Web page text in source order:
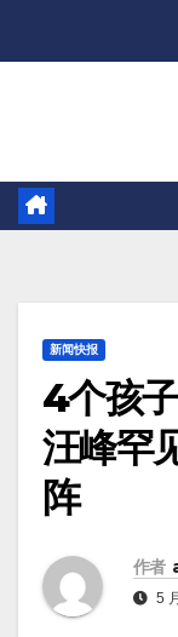
新闻快报
4个孩
汪峰罕
阵
作者
5